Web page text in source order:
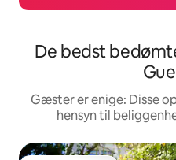
De bedst
Gæster er enige: Disse
hensyn til